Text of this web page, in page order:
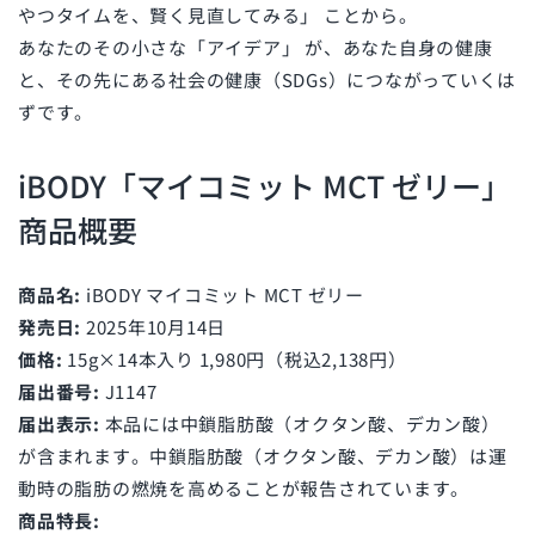
やつタイムを、賢く見直してみる」 ことから。
あなたのその小さな「アイデア」 が、あなた自身の健康
と、その先にある社会の健康（SDGs）につながっていくは
ずです。
iBODY「マイコミット MCT ゼリー」
商品概要
商品名: iBODY マイコミット MCT ゼリー
発売日: 2025年10月14日
価格: 15g×14本入り 1,980円（税込2,138円）
届出番号: J1147
届出表示: 本品には中鎖脂肪酸（オクタン酸、デカン酸）
が含まれます。中鎖脂肪酸（オクタン酸、デカン酸）は運
動時の脂肪の燃焼を高めることが報告されています。
商品特長: